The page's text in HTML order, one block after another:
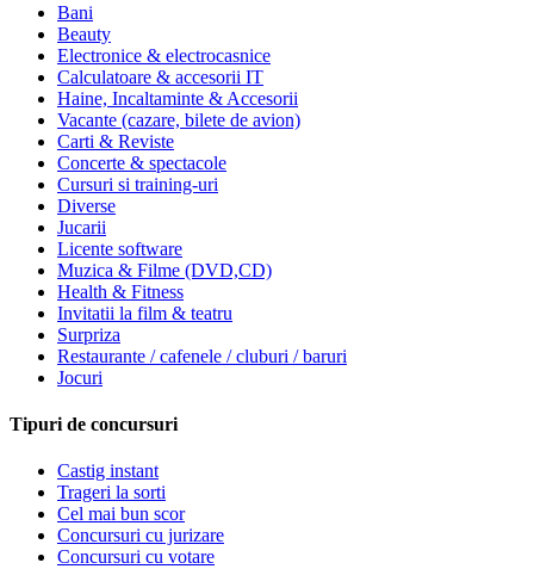
Bani
Beauty
Electronice & electrocasnice
Calculatoare & accesorii IT
Haine, Incaltaminte & Accesorii
Vacante (cazare, bilete de avion)
Carti & Reviste
Concerte & spectacole
Cursuri si training-uri
Diverse
Jucarii
Licente software
Muzica & Filme (DVD,CD)
Health & Fitness
Invitatii la film & teatru
Surpriza
Restaurante / cafenele / cluburi / baruri
Jocuri
Tipuri de concursuri
Castig instant
Trageri la sorti
Cel mai bun scor
Concursuri cu jurizare
Concursuri cu votare